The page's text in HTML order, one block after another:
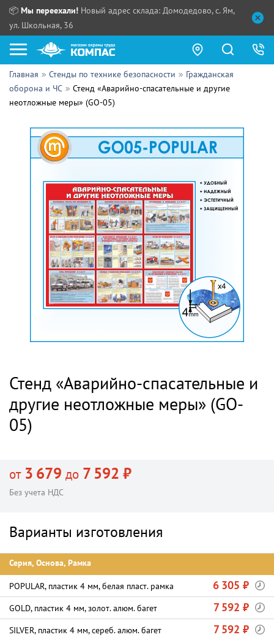
📦 Мы переехали! Новый адрес склада: Домодедово, с. Ям,
ул. Школьная, 36
Как купить?
Прайс-листы
Сотрудничество
Партнерам
Поставщикам
ПН - ЧТ:
ПТ:
Выдача продукции:
Главная Стенды по технике безопасности
Гражданская
оборона и ЧС
Стенд «Аварийно-спасательные и другие
неотложные меры» (GO-05)
Стенд «Аварийно-спасательные и
другие неотложные меры» (GO-
05)
от3 679 до 7 592 ₽
Без учета НДС
Варианты изготовления
Серия, Основа, Рамка
POPULAR, пластик 4 мм, белая пласт. рамка 6 305 ₽
GOLD, пластик 4 мм, золот. алюм. багет 7 592 ₽
SILVER, пластик 4 мм, сереб. алюм. багет 7 592 ₽